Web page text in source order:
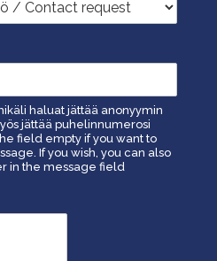
haluat jättää anonyymin
jättää puhelinnumerosi
field empty if you want to
If you wish, you can also
in the message field